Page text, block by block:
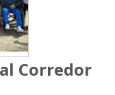
Corredor